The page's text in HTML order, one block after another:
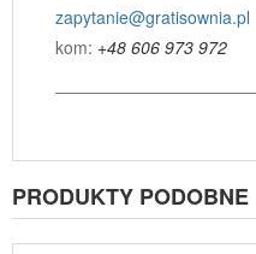
zapytanie@gratisownia.pl
kom: +48 606 973 972
PRODUKTY PODOBNE